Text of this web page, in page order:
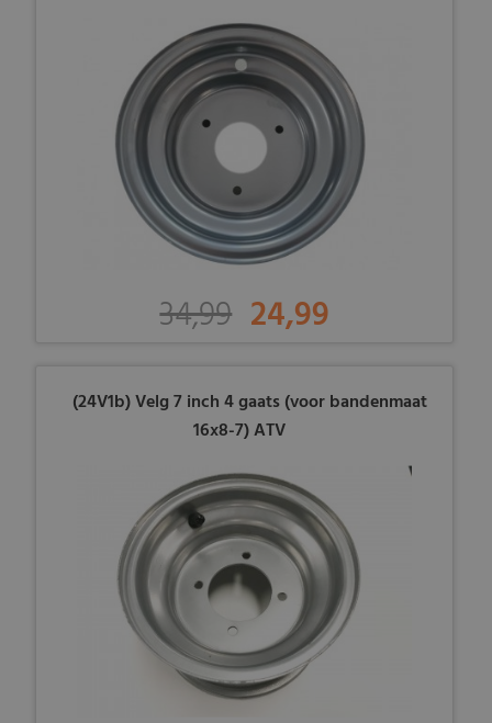
34,99 24,99
(24V1b) Velg 7 inch 4 gaats (voor bandenmaat
16x8-7) ATV